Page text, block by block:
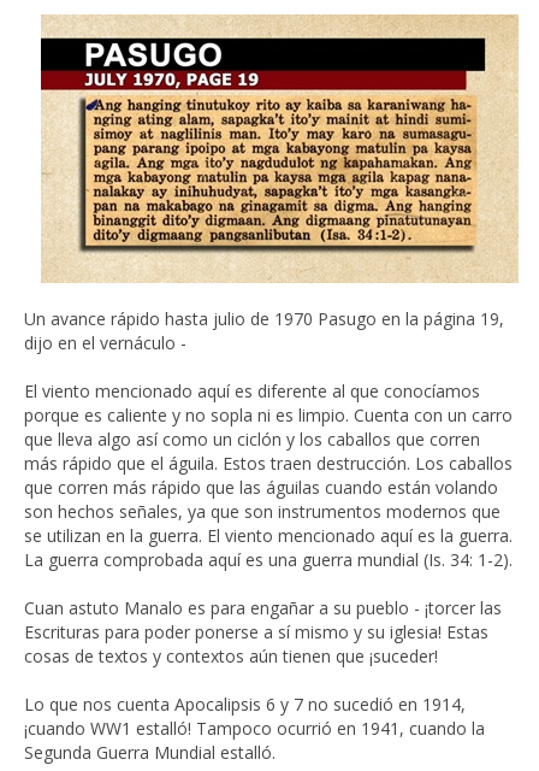
Un avance rápido hasta julio de 1970 Pasugo en la página 19,
dijo en el vernáculo -
El viento mencionado aquí es diferente al que conocíamos
porque es caliente y no sopla ni es limpio. Cuenta con un carro
que lleva algo así como un ciclón y los caballos que corren
más rápido que el águila. Estos traen destrucción. Los caballos
que corren más rápido que las águilas cuando están volando
son hechos señales, ya que son instrumentos modernos que
se utilizan en la guerra. El viento mencionado aquí es la guerra.
La guerra comprobada aquí es una guerra mundial (Is. 34: 1-2).
Cuan astuto Manalo es para engañar a su pueblo - ¡torcer las
Escrituras para poder ponerse a sí mismo y su iglesia! Estas
cosas de textos y contextos aún tienen que ¡suceder!
Lo que nos cuenta Apocalipsis 6 y 7 no sucedió en 1914,
¡cuando WW1 estalló! Tampoco ocurrió en 1941, cuando la
Segunda Guerra Mundial estalló.